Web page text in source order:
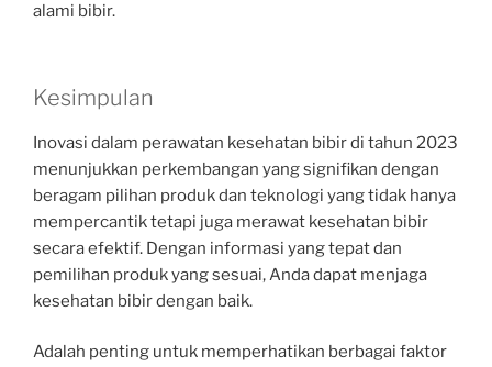
alami bibir.
Kesimpulan
Inovasi dalam perawatan kesehatan bibir di tahun 2023
menunjukkan perkembangan yang signifikan dengan
beragam pilihan produk dan teknologi yang tidak hanya
mempercantik tetapi juga merawat kesehatan bibir
secara efektif. Dengan informasi yang tepat dan
pemilihan produk yang sesuai, Anda dapat menjaga
kesehatan bibir dengan baik.
Adalah penting untuk memperhatikan berbagai faktor